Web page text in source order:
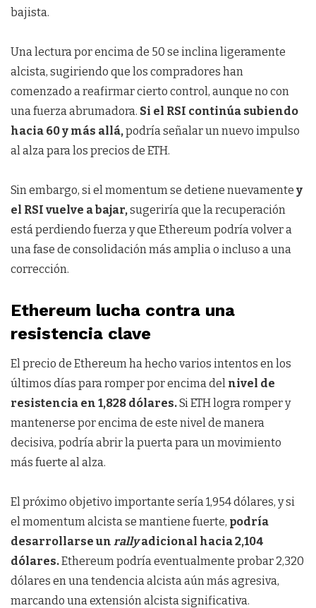
bajista.
Una lectura por encima de 50 se inclina ligeramente
alcista, sugiriendo que los compradores han
comenzado a reafirmar cierto control, aunque no con
una fuerza abrumadora. Si el RSI continúa subiendo
hacia 60 y más allá, podría señalar un nuevo impulso
al alza para los precios de ETH.
Sin embargo, si el momentum se detiene nuevamente y
el RSI vuelve a bajar, sugeriría que la recuperación
está perdiendo fuerza y que Ethereum podría volver a
una fase de consolidación más amplia o incluso a una
corrección.
Ethereum lucha contra una
resistencia clave
El precio de Ethereum ha hecho varios intentos en los
últimos días para romper por encima del nivel de
resistencia en 1,828 dólares.Si ETH logra romper y
mantenerse por encima de este nivel de manera
decisiva, podría abrir la puerta para un movimiento
más fuerte al alza.
El próximo objetivo importante sería 1,954 dólares, y si
el momentum alcista se mantiene fuerte, podría
desarrollarse un rallyadicional hacia 2,104
dólares.Ethereum podría eventualmente probar 2,320
dólares en una tendencia alcista aún más agresiva,
marcando una extensión alcista significativa.